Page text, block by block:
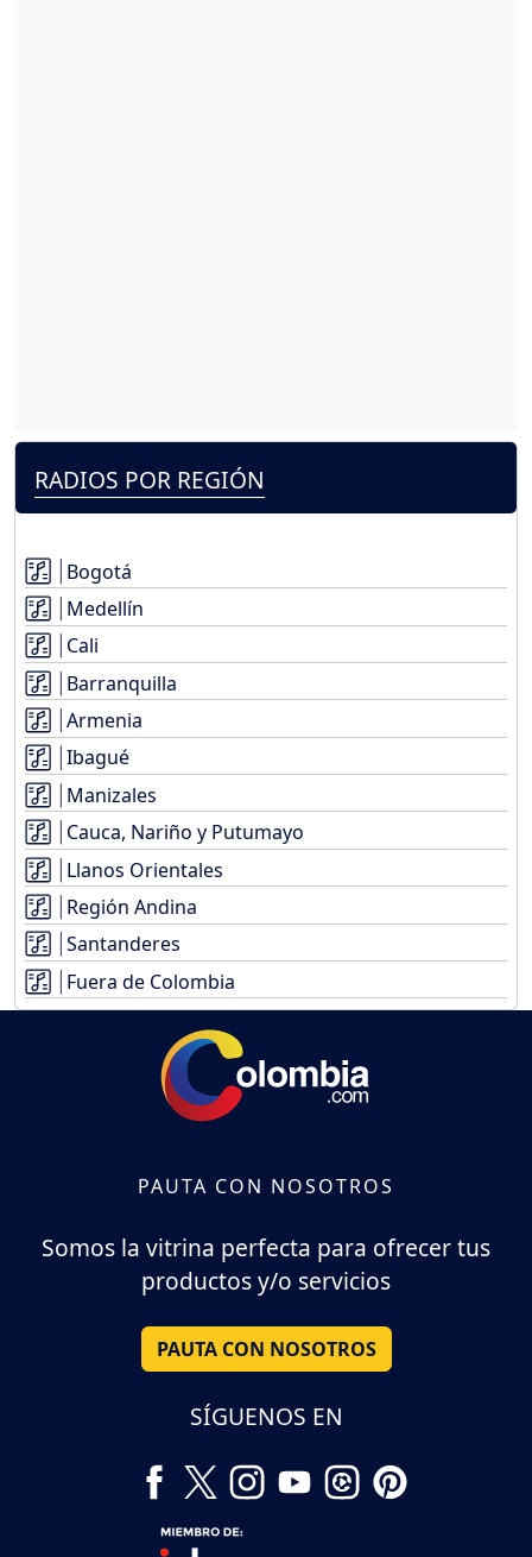
RADIOS POR REGIÓN
Bogotá
Medellín
Cali
Barranquilla
Armenia
Ibagué
Manizales
Cauca, Nariño y Putumayo
Llanos Orientales
Región Andina
Santanderes
Fuera de Colombia
PAUTA CON NOSOTROS
Somos la vitrina perfecta para ofrecer tus
productos y/o servicios
PAUTA CON NOSOTROS
SÍGUENOS EN